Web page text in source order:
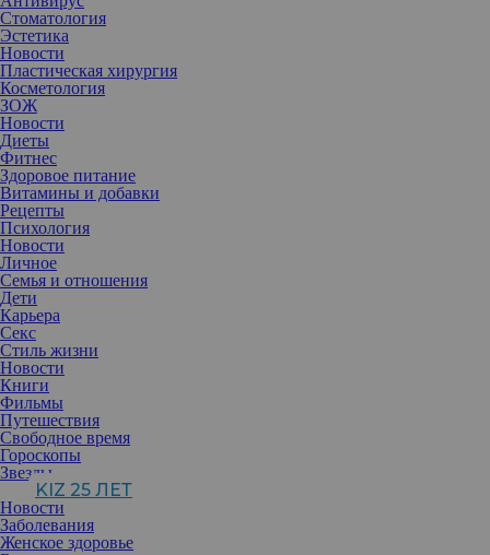
Стоматология
Эстетика
Новости
Пластическая хирургия
Косметология
ЗОЖ
Новости
Диеты
Фитнес
Здоровое питание
Витамины и добавки
Рецепты
Психология
Новости
Личное
Семья и отношения
Дети
Карьера
Секс
Стиль жизни
Новости
Книги
Фильмы
Путешествия
Свободное время
Гороскопы
Звезды
KIZ 25 ЛЕТ
Новости
Заболевания
Женское здоровье
Сосуды (как и все органы) реагируют на любое заболевание. Но
иногда, чтобы решить проблему, им необходима и хирургическая
помощь. О том, как проникают внутрь сосуда и выполняют
необходимые вмешательства при помощи эндоваскулярной
хирургии, рассказывает эксперт.